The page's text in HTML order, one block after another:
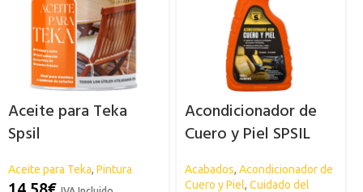
Aceite para Teka
Spsil
Aceite para Teka, Pintura
Acondicionador de
Cuero y Piel SPSIL
Acabados, Acondicionador de
Cuero y Piel, Cuidado del